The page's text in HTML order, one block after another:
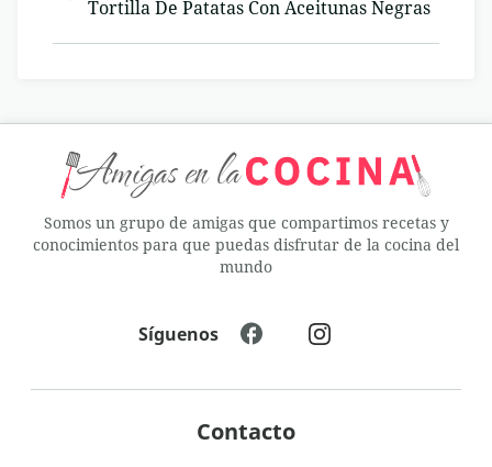
Tortilla De Patatas Con Aceitunas Negras
Somos un grupo de amigas que compartimos recetas y
conocimientos para que puedas disfrutar de la cocina del
mundo
Contacto
Síguenos